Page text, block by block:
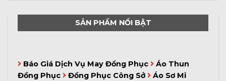
SẢN PHẨM NỔI BẬT
Báo Giá Dịch Vụ May Đồng Phục
Áo Thun
Đồng Phục
Đồng Phục Công Sở
Áo Sơ Mi